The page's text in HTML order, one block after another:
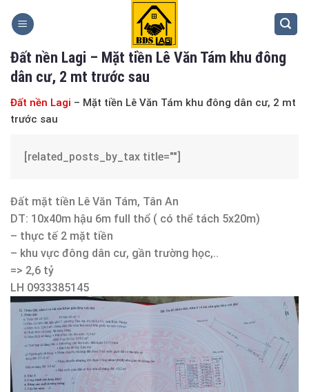
Đất nền Lagi – Mặt tiền Lê Văn Tám khu đông
dân cư, 2 mt trước sau
Đất nền Lagi – Mặt tiền Lê Văn Tám khu đông dân cư, 2 mt
trước sau
[related_posts_by_tax title=""]
Đất mặt tiền Lê Văn Tám, Tân An
DT: 10x40m hậu 6m full thổ ( có thể tách 5x20m)
– thực tế 2 mặt tiền
– khu vực đông dân cư, gần trường học,..
=> 2,6 tỷ
LH 0933385145